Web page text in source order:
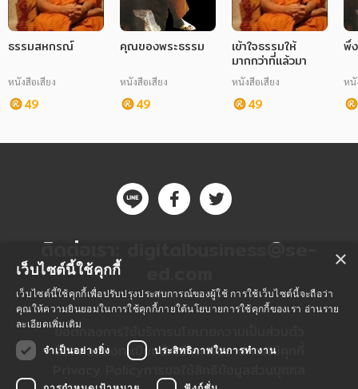
ธรรมสหกรณ์
หนังสือเสียง
49
คุณของพระธรรม
หนังสือเสียง
49
เข้าใจธรรมให้
มากกว่าที่แล้วมา
หนังสือเสียง
49
พึ่
หนั
ติดต่อเรา: digitalbusiness@se-
ข้อตกลงการใช้บริการ
ข้อตกลงลงทะเบียนนักเขียนนโยบายการใช้คุกกี้
×
เว็บไซต์นี้ใช้คุกกี้
เว็บไซต์นี้ใช้คุกกี้เพื่อปรับปรุงประสบการณ์ของผู้ใช้ การใช้เว็บไซต์นี้จะถือว่า
คุณให้ความยินยอมในการใช้คุกกี้ภายใต้นโยบายการใช้คุกกี้ของเรา อ่านราย
ละเอียดเพิ่มเติม
จำเป็นอย่างยิ่ง
ประสิทธิภาพในการทำงาน